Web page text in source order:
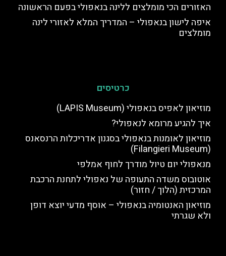
האזורים הכי מומלצים ללינה בנאפולי בפעם הראשונה
איפה לישון בנאפולי – המדריך המלא לאזורי לינה
מומלצים
כרטיסים
מוזיאון לאפיס בנאפולי (LAPIS Museum)
איך להגיע מרומא לנאפולי?
מוזיאון לאומנות בנאפולי בסגנון אדריכלות הרנסאנס
(Filangieri Museum)
מנאפולי יום טיול מודרך לחוף אמלפי
אוטובוס משדה התעופה של נאפולי לתחנת הרכבת
המרכזית (הלוך / חזור)
מוזיאון האנטומיה בנאפולי – אוסף מדעי יוצא דופן
ולא שגרתי